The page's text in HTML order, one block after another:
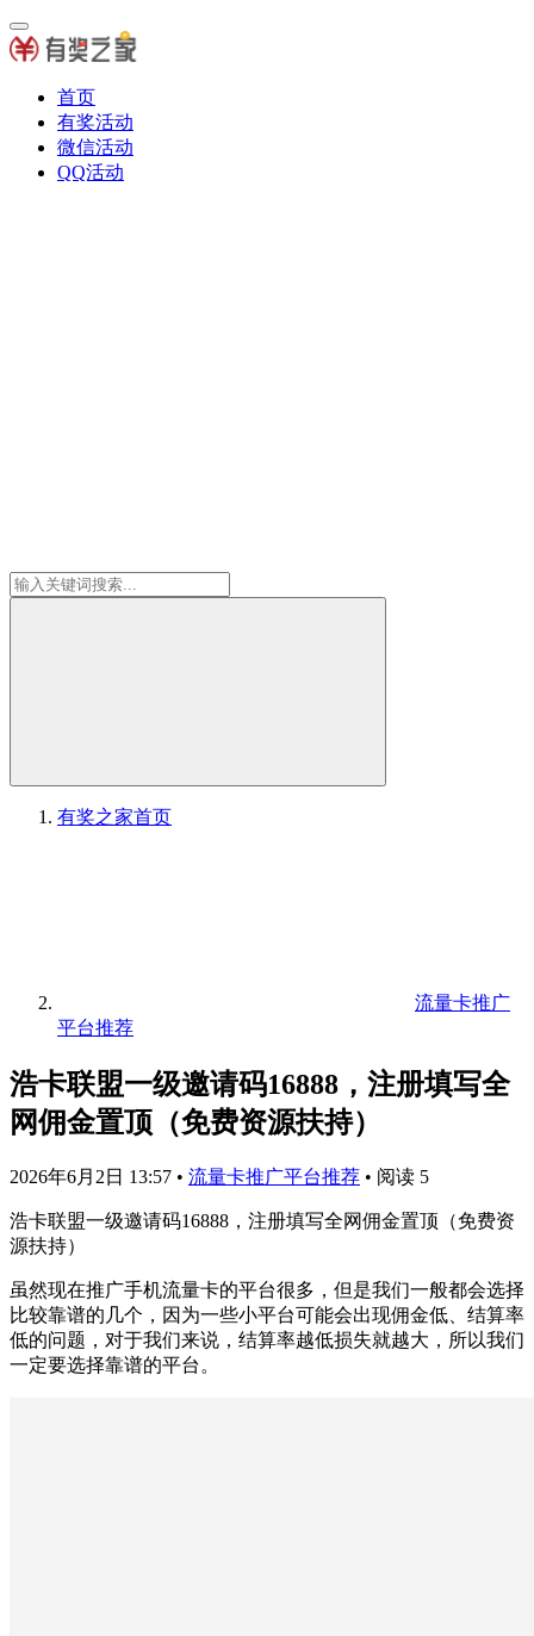
首页
有奖活动
微信活动
QQ活动
有奖之家首页
流量卡推广
平台推荐
浩卡联盟一级邀请码16888，注册填写全
网佣金置顶（免费资源扶持）
2026年6月2日 13:57 • 流量卡推广平台推荐 • 阅读 5
浩卡联盟一级邀请码16888，注册填写全网佣金置顶（免费资
源扶持）
虽然现在推广手机流量卡的平台很多，但是我们一般都会选择
比较靠谱的几个，因为一些小平台可能会出现佣金低、结算率
低的问题，对于我们来说，结算率越低损失就越大，所以我们
一定要选择靠谱的平台。